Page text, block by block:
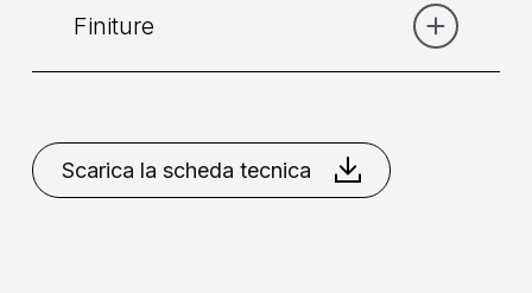
Installazione: Senza Incasso
Finiture
Bronzo Cromo Dorato
Nikel
Spazzolato
Scarica la scheda tecnica